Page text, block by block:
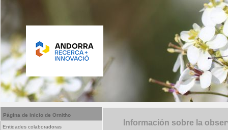
Página de inicio de Ornitho
Entidades colaboradoras Información sobre la